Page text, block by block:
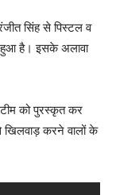
सिंह से पिस्टल व
हुआ है। इसके अलावा
को पुरस्कृत कर
खिलवाड़ करने वालों के